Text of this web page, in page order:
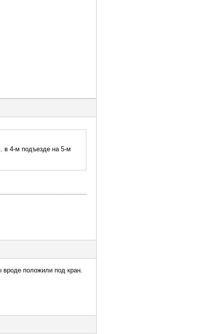
в 4-м подъезде на 5-м
вроде положили под кран.